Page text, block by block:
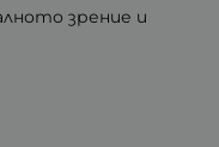
зрение и